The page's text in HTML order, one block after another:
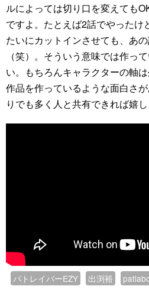
ルによっては切り口を変えても
ですよ。たとえば2話でやったけ
たいにカットインさせても、あ
（笑）。そういう意味では作っ
い。もちろんキャラクターの軸
作品を作っているような面白さ
りでも多く人と共有できれば嬉し
パトレイバーEZY 出渕裕